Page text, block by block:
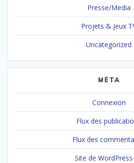
Presse/Media
Projets & Jeux
Uncategorized
MÉTA
Connexion
Flux des
Flux des
Site de